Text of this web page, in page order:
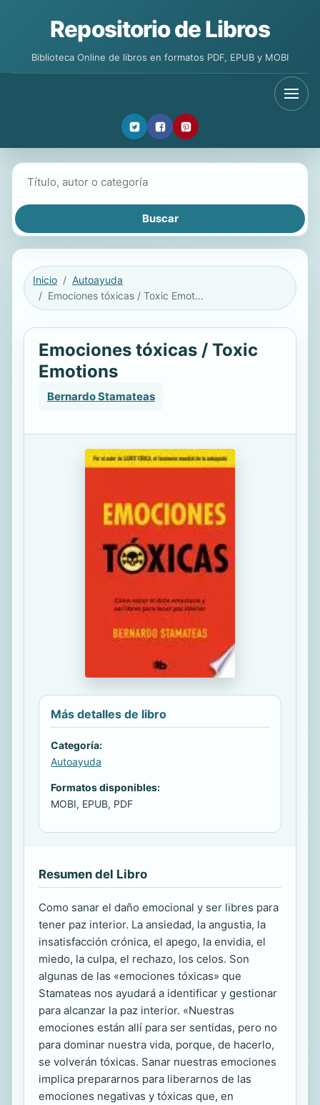
Repositorio de Libros
Biblioteca Online de libros en formatos PDF, EPUB y MOBI
Inicio
Autoayuda
Emociones tóxicas / Toxic Emotions
Emociones tóxicas / Toxic
Emotions
Bernardo Stamateas
Más detalles de libro
Categoría:
Autoayuda
Formatos disponibles:
MOBI, EPUB, PDF
Resumen del Libro
Como sanar el daño emocional y ser libres para
tener paz interior. La ansiedad, la angustia, la
insatisfacción crónica, el apego, la envidia, el
miedo, la culpa, el rechazo, los celos. Son
algunas de las «emociones tóxicas» que
Stamateas nos ayudará a identificar y gestionar
para alcanzar la paz interior. «Nuestras
emociones están allí para ser sentidas, pero no
para dominar nuestra vida, porque, de hacerlo,
se volverán tóxicas. Sanar nuestras emociones
implica prepararnos para liberarnos de las
emociones negativas y tóxicas que, en